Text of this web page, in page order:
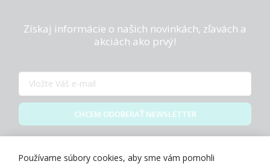
Získaj informácie o našich novinkách, zľavách a
akciách ako prvý!
CHCEM ODOBERAŤ NEWSLETTER
Používame súbory cookies, aby sme vám pomohli